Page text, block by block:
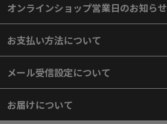
オンラインショップ営業日のお知らせ
お支払い方法について
メール受信設定について
お届けについて